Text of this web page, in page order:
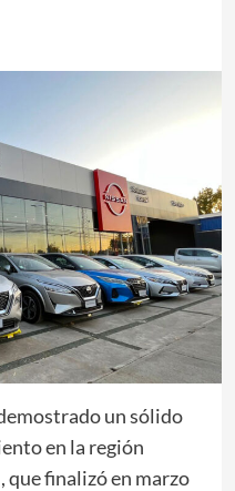
un sólido
en la región
finalizó en marzo